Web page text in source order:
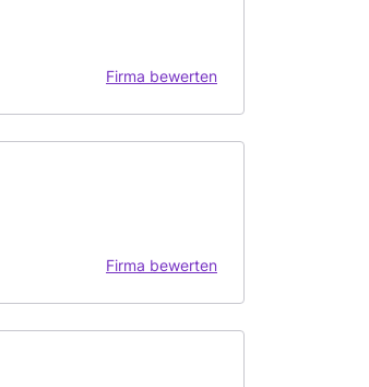
Firma bewerten
Firma bewerten